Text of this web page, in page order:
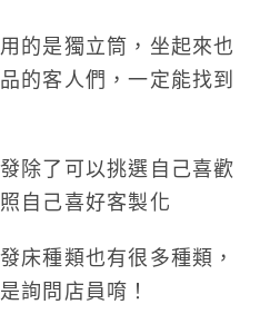
的是獨立筒，坐起來也
的客人們，一定能找到
除了可以挑選自己喜歡
自己喜好客製化
床種類也有很多種類，
詢問店員唷！